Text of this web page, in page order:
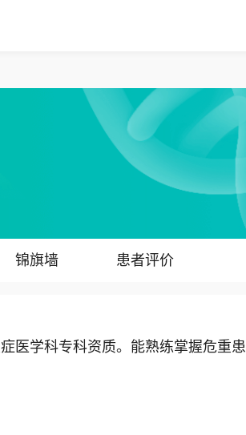
锦旗墙 患者评价
学科专科资质。能熟练掌握危重患